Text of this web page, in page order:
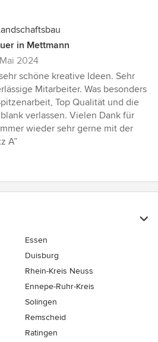
in Mettmann
2024
schöne kreative Ideen. Sehr
Mitarbeiter. Was besonders
Top Qualität und die
verlassen. Vielen Dank für
wieder sehr gerne mit der
A”
Essen
Duisburg
Rhein-Kreis Neuss
Ennepe-Ruhr-Kreis
Solingen
Remscheid
Ratingen